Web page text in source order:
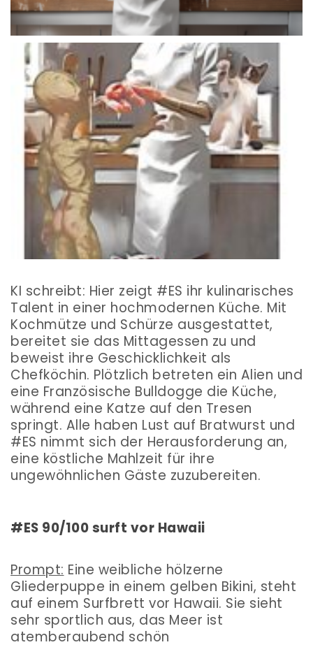
KI schreibt: Hier zeigt #ES ihr kulinarisches
Talent in einer hochmodernen Küche. Mit
Kochmütze und Schürze ausgestattet,
bereitet sie das Mittagessen zu und
beweist ihre Geschicklichkeit als
Chefköchin. Plötzlich betreten ein Alien und
eine Französische Bulldogge die Küche,
während eine Katze auf den Tresen
springt. Alle haben Lust auf Bratwurst und
#ES nimmt sich der Herausforderung an,
eine köstliche Mahlzeit für ihre
ungewöhnlichen Gäste zuzubereiten.
#ES 90/100 surft vor Hawaii
Prompt: Eine weibliche hölzerne
Gliederpuppe in einem gelben Bikini, steht
auf einem Surfbrett vor Hawaii. Sie sieht
sehr sportlich aus, das Meer ist
atemberaubend schön